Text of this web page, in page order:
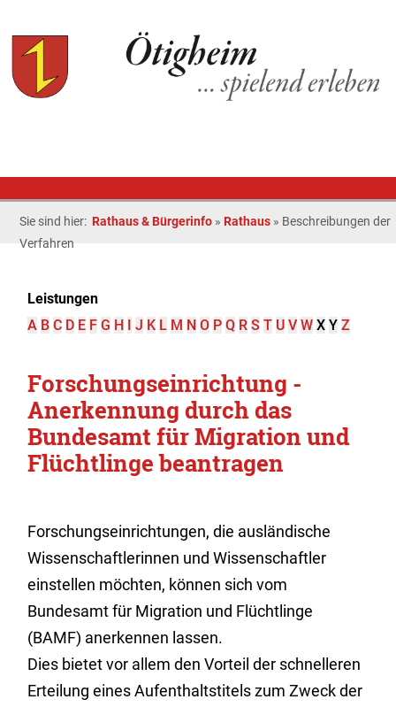
Sie sind hier: Rathaus & Bürgerinfo » Rathaus » Beschreibungen der
Verfahren
Leistungen
A B C D E F G H I J K L M N O P Q R S T U V W X Y Z
Forschungseinrichtung -
Anerkennung durch das
Bundesamt für Migration und
Flüchtlinge beantragen
Forschungseinrichtungen, die ausländische
Wissenschaftlerinnen und Wissenschaftler
einstellen möchten, können sich vom
Bundesamt für Migration und Flüchtlinge
(BAMF) anerkennen lassen.
Dies bietet vor allem den Vorteil der schnelleren
Erteilung eines Aufenthaltstitels zum Zweck der